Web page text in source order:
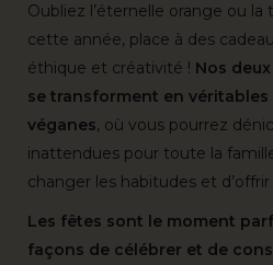
Oubliez l’éternelle orange ou la
cette année, place à des
éthique et créativité ! Nos
se transforment en
véganes, où vous pourrez
inattendues pour toute la
changer les habitudes et d’offrir
Les fêtes sont le moment
façons de célébrer et de